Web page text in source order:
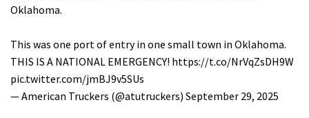
Oklahoma.
This was one port of entry in one small town in Oklahoma.
THIS IS A NATIONAL EMERGENCY! https://t.co/NrVqZsDH9W
pic.twitter.com/jmBJ9v5SUs
— American Truckers (@atutruckers) September 29, 2025